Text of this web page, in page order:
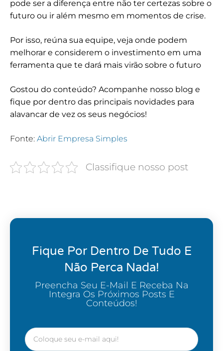
pode ser a diferença entre não ter certezas sobre o
futuro ou ir além mesmo em momentos de crise.
Por isso, reúna sua equipe, veja onde podem
melhorar e considerem o investimento em uma
ferramenta que te dará mais virão sobre o futuro
Gostou do conteúdo? Acompanhe nosso blog e
fique por dentro das principais novidades para
alavancar de vez os seus negócios!
Fonte: Abrir Empresa Simples
Classifique nosso post
Fique Por Dentro De Tudo E
Não Perca Nada!
Preencha Seu E-Mail E Receba Na
Integra Os Próximos Posts E
Conteúdos!